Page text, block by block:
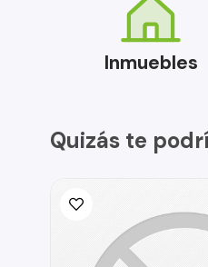
Inmuebles
Quizás te